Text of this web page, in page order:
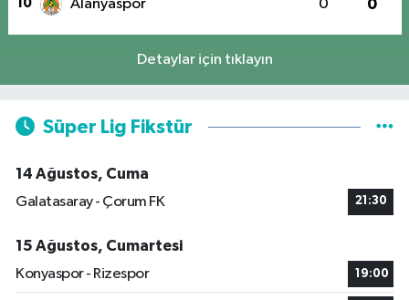
10 Alanyaspor 0 0
Detaylar için tıklayın
Süper Lig Fikstür
14 Ağustos, Cuma
Galatasaray - Çorum FK
21:30
15 Ağustos, Cumartesi
Konyaspor - Rizespor
19:00